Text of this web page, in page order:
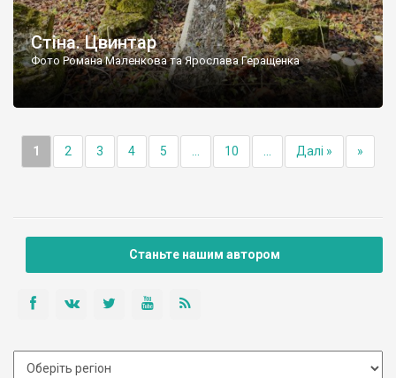
Стіна. Цвинтар
Фото Романа Маленкова та Ярослава Геращенка
1 2 3 4 5 10 Далі » »
Станьте нашим автором